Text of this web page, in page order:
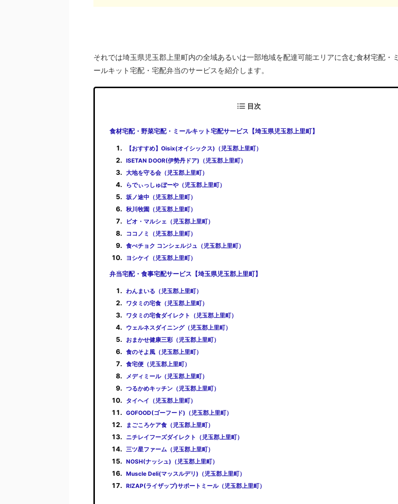
それでは埼玉県児玉郡上里町内の全域あるいは一部地域を配達可能エリアに含む食材宅配・ミ
ールキット宅配・宅配弁当のサービスを紹介します。
目次
食材宅配・野菜宅配・ミールキット宅配サービス【埼玉県児玉郡上里町】
【おすすめ】Oisix(オイシックス)（児玉郡上里町）
ISETAN DOOR(伊勢丹ドア)（児玉郡上里町）
大地を守る会（児玉郡上里町）
らでぃっしゅぼーや（児玉郡上里町）
坂ノ途中（児玉郡上里町）
秋川牧園（児玉郡上里町）
ビオ・マルシェ（児玉郡上里町）
ココノミ（児玉郡上里町）
食べチョク コンシェルジュ（児玉郡上里町）
ヨシケイ（児玉郡上里町）
弁当宅配・食事宅配サービス【埼玉県児玉郡上里町】
わんまいる（児玉郡上里町）
ワタミの宅食（児玉郡上里町）
ワタミの宅食ダイレクト（児玉郡上里町）
ウェルネスダイニング（児玉郡上里町）
おまかせ健康三彩（児玉郡上里町）
食のそよ風（児玉郡上里町）
食宅便（児玉郡上里町）
メディミール（児玉郡上里町）
つるかめキッチン（児玉郡上里町）
タイヘイ（児玉郡上里町）
GOFOOD(ゴーフード)（児玉郡上里町）
まごころケア食（児玉郡上里町）
ニチレイフーズダイレクト（児玉郡上里町）
三ツ星ファーム（児玉郡上里町）
NOSH(ナッシュ)（児玉郡上里町）
Muscle Deli(マッスルデリ)（児玉郡上里町）
RIZAP(ライザップ)サポートミール（児玉郡上里町）